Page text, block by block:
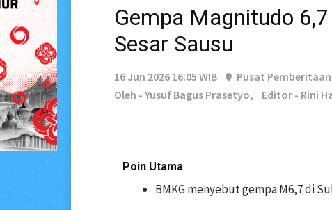
Gempa Magnitudo
Sesar Sausu
16 Jun 2026 16:05 WIB
Pusat Pemberitaan
Oleh - Yusuf Bagus Prasetyo,
Editor - Rini
Poin Utama
BMKG menyebut gempa M6,7 di